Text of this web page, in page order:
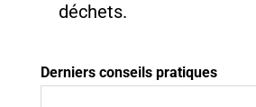
déchets.
Derniers conseils pratiques